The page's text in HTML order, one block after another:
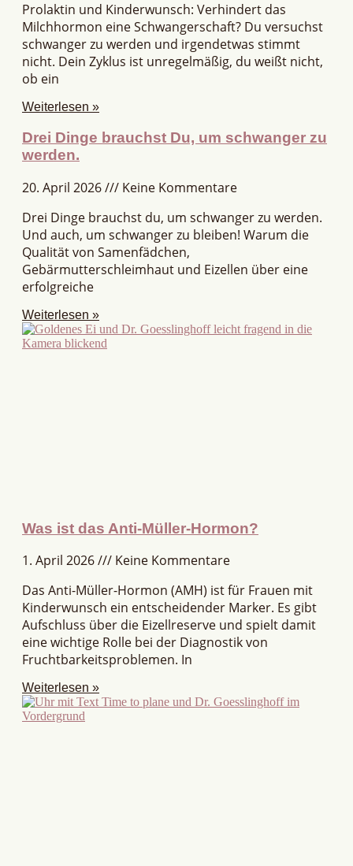
Prolaktin und Kinderwunsch: Verhindert das
Milchhormon eine Schwangerschaft? Du versuchst
schwanger zu werden und irgendetwas stimmt
nicht. Dein Zyklus ist unregelmäßig, du weißt nicht,
ob ein
Weiterlesen »
Drei Dinge brauchst Du, um schwanger zu
werden.
20. April 2026
Keine Kommentare
Drei Dinge brauchst du, um schwanger zu werden.
Und auch, um schwanger zu bleiben! Warum die
Qualität von Samenfädchen,
Gebärmutterschleimhaut und Eizellen über eine
erfolgreiche
Weiterlesen »
Was ist das Anti-Müller-Hormon?
1. April 2026
Keine Kommentare
Das Anti-Müller-Hormon (AMH) ist für Frauen mit
Kinderwunsch ein entscheidender Marker. Es gibt
Aufschluss über die Eizellreserve und spielt damit
eine wichtige Rolle bei der Diagnostik von
Fruchtbarkeitsproblemen. In
Weiterlesen »